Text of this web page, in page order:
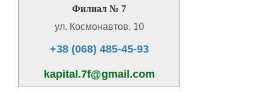
Филиал № 7
ул. Космонавтов, 10
+38 (068) 485-45-93
kapital.7f@gmail.com